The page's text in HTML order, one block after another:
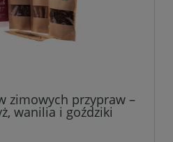
zimowych przypraw –
wanilia i goździki